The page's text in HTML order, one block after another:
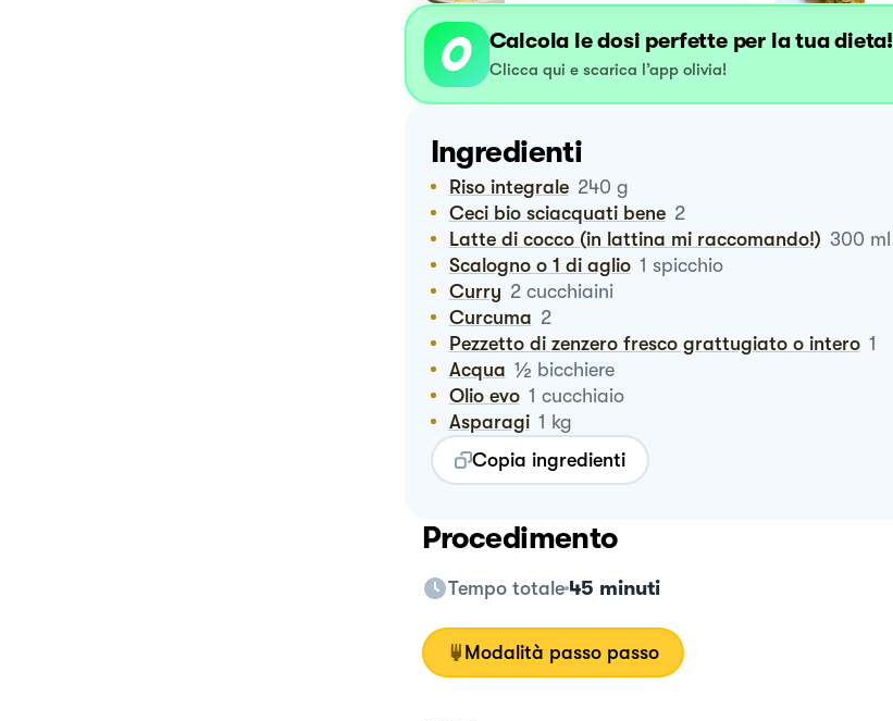
Calcola le dosi perfette per la tua dieta!
Clicca qui e scarica l’app olivia!
Ingredienti
Riso integrale 240 g
Ceci bio sciacquati bene 2
Latte di cocco (in lattina mi raccomando!) 300 ml
Scalogno o 1 di aglio 1 spicchio
Curry 2 cucchiaini
Curcuma 2
Pezzetto di zenzero fresco grattugiato o intero 1
Acqua ½ bicchiere
Olio evo 1 cucchiaio
Asparagi 1 kg
Copia ingredienti
Procedimento
Tempo totale 45 minuti
Modalità passo passo